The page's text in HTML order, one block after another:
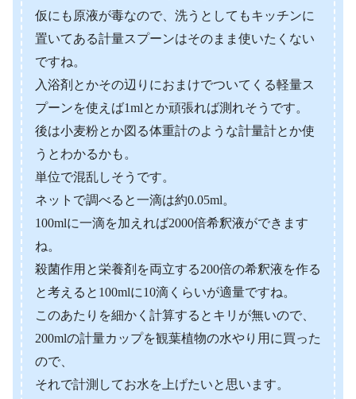
仮にも原液が毒なので、洗うとしてもキッチンに
置いてある計量スプーンはそのまま使いたくない
ですね。
入浴剤とかその辺りにおまけでついてくる軽量ス
プーンを使えば1mlとか頑張れば測れそうです。
後は小麦粉とか図る体重計のような計量計とか使
うとわかるかも。
単位で混乱しそうです。
ネットで調べると一滴は約0.05ml。
100mlに一滴を加えれば2000倍希釈液ができます
ね。
殺菌作用と栄養剤を両立する200倍の希釈液を作る
と考えると100mlに10滴くらいが適量ですね。
このあたりを細かく計算するとキリが無いので、
200mlの計量カップを観葉植物の水やり用に買った
ので、
それで計測してお水を上げたいと思います。